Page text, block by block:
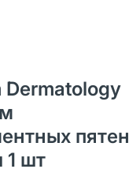
пятен
1 шт